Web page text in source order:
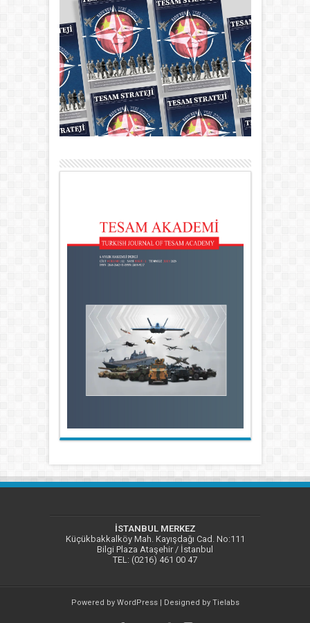
İSTANBUL MERKEZ
Küçükbakkalköy Mah. Kayışdağı Cad. No:111
Bilgi Plaza Ataşehir / İstanbul
TEL: (0216) 461 00 47
Powered by WordPress| Designed by Tielabs